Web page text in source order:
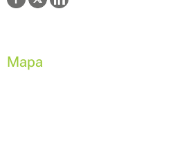
Mapa